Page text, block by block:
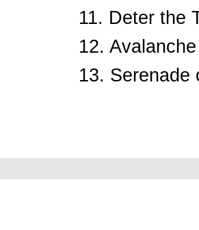
11. Deter the
12. Avalanche
13. Serenade